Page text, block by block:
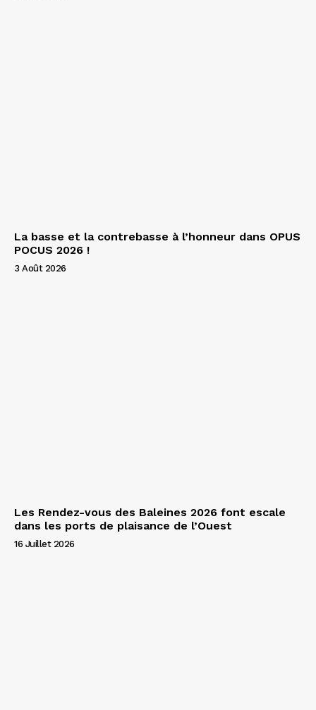
La basse et la contrebasse à l’honneur dans OPUS
POCUS 2026 !
3 Août 2026
Les Rendez-vous des Baleines 2026 font escale
dans les ports de plaisance de l’Ouest
16 Juillet 2026